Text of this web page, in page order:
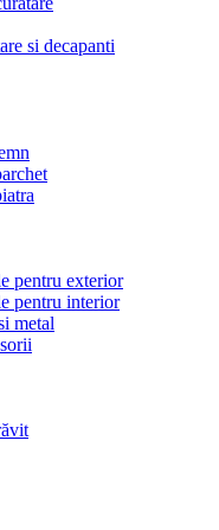
si decapanti
pentru exterior
pentru interior
metal